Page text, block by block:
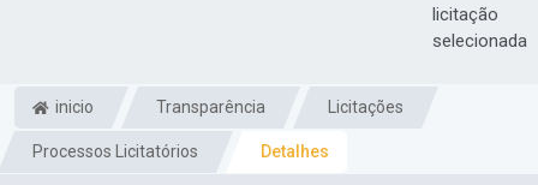
licitação
selecionada
inicio Transparência Licitações
Processos Licitatórios Detalhes